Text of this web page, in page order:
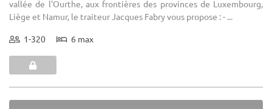
vallée de l'Ourthe, aux frontières des provinces de Luxembourg,
Liège et Namur, le traiteur Jacques Fabry vous propose : - ...
1-320 6 max